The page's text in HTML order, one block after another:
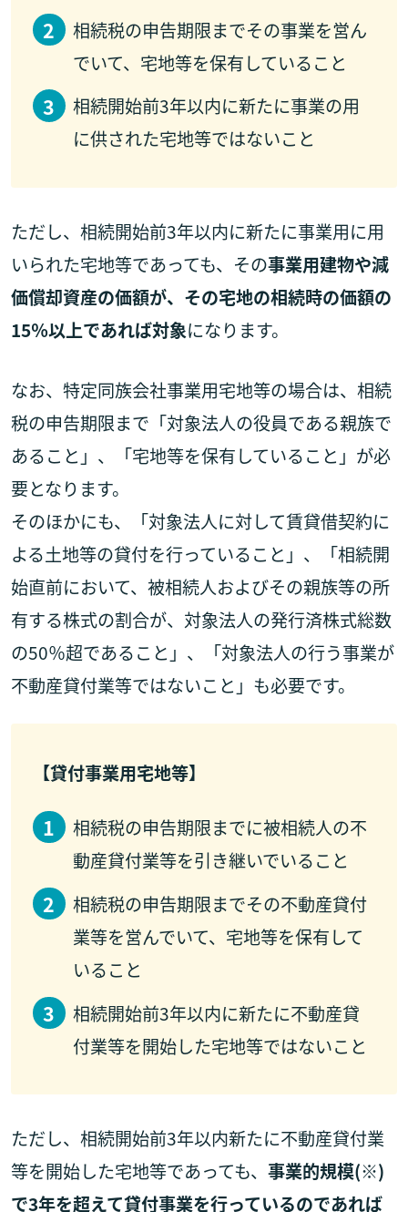
相続税の申告期限までその事業を営ん
でいて、宅地等を保有していること
相続開始前3年以内に新たに事業の用
に供された宅地等ではないこと
ただし、相続開始前3年以内に新たに事業用に用
いられた宅地等であっても、その事業用建物や減
価償却資産の価額が、その宅地の相続時の価額の
15％以上であれば対象になります。
なお、特定同族会社事業用宅地等の場合は、相続
税の申告期限まで「対象法人の役員である親族で
あること」、「宅地等を保有していること」が必
要となります。
そのほかにも、「対象法人に対して賃貸借契約に
よる土地等の貸付を行っていること」、「相続開
始直前において、被相続人およびその親族等の所
有する株式の割合が、対象法人の発行済株式総数
の50％超であること」、「対象法人の行う事業が
不動産貸付業等ではないこと」も必要です。
【貸付事業用宅地等】
相続税の申告期限までに被相続人の不
動産貸付業等を引き継いでいること
相続税の申告期限までその不動産貸付
業等を営んでいて、宅地等を保有して
いること
相続開始前3年以内に新たに不動産貸
付業等を開始した宅地等ではないこと
ただし、相続開始前3年以内新たに不動産貸付業
等を開始した宅地等であっても、 事業的規模(※)
で3年を超えて貸付事業を行っているのであれば